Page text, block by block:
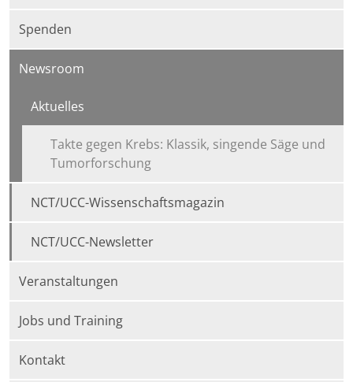
Spenden
Newsroom
Aktuelles
Takte gegen Krebs: Klassik, singende Säge und
Tumorforschung
NCT/UCC-Wissenschaftsmagazin
NCT/UCC-Newsletter
Veranstaltungen
Jobs und Training
Kontakt